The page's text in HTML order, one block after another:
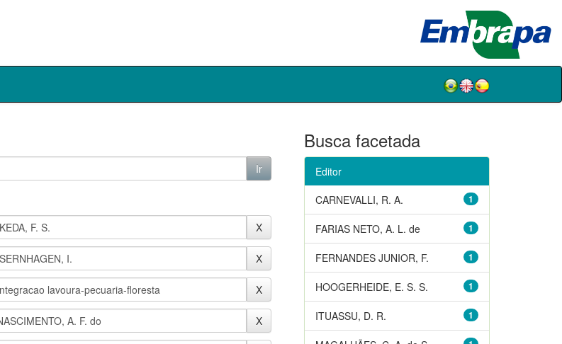
Busca facetada
Editor
1
CARNEVALLI, R. A.
1
FARIAS NETO, A. L. de
1
FERNANDES JUNIOR, F.
1
HOOGERHEIDE, E. S. S.
1
ITUASSU, D. R.